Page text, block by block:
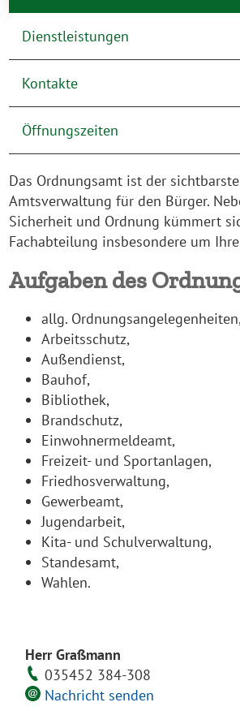
Dienstleistungen
Kontakte
Öffnungszeiten
Das Ordnungsamt ist der
Amtsverwaltung für den Bürger.
Sicherheit und Ordnung kümmert
Fachabteilung insbesondere um
Aufgaben des
allg.
Arbeitsschutz,
Außendienst,
Bauhof,
Bibliothek,
Brandschutz,
Einwohnermeldeamt,
Freizeit- und Sportanlagen,
Friedhosverwaltung,
Gewerbeamt,
Jugendarbeit,
Kita- und Schulverwaltung,
Standesamt,
Wahlen.
Herr Graßmann
035452 384-308
Nachricht senden